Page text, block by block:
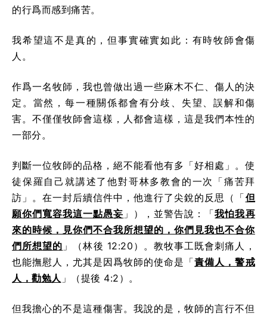
的行爲而感到痛苦。
我希望這不是真的，但事實確實如此：有時牧師會傷
人。
作爲一名牧師，我也曾做出過一些麻木不仁、傷人的決
定。當然，每一種關係都會有分歧、失望、誤解和傷
害。不僅僅牧師會這樣，人都會這樣，這是我們本性的
一部分。
判斷一位牧師的品格，絕不能看他有多「好相處」。使
徒保羅自己就講述了他對哥林多教會的一次「痛苦拜
訪」。在一封后續信件中，他進行了尖銳的反思（「但
願你們寬容我這一點愚妄 」），並警告說：「我怕我再
來的時候，見你們不合我所想望的，你們見我也不合你
們所想望的 」（林後 12:20）。教牧事工既會刺痛人，
也能撫慰人，尤其是因爲牧師的使命是「責備人，警戒
人，勸勉人 」（提後 4:2）。
但我擔心的不是這種傷害。我說的是，牧師的言行不但